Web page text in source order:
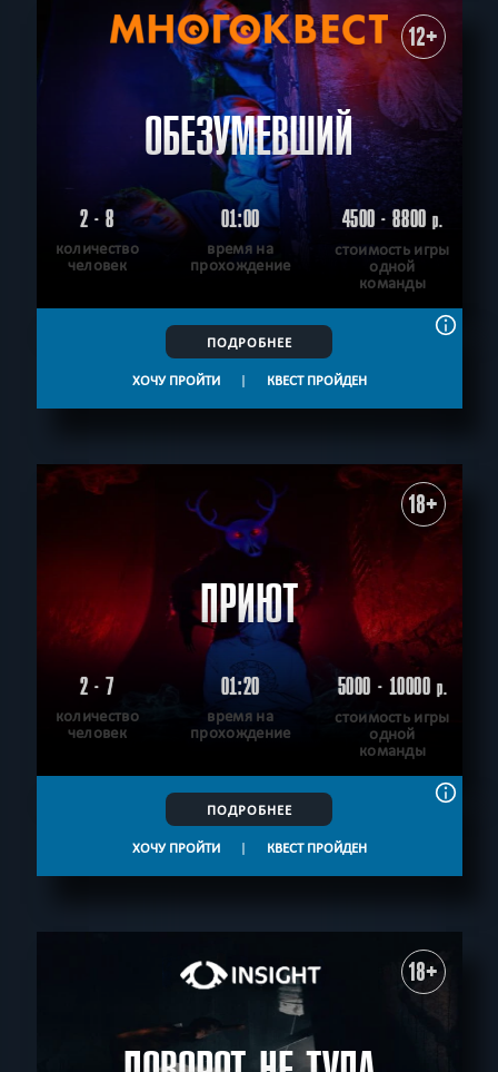
12+
ОБЕЗУМЕВШИЙ
2 - 8
количество
человек
01:00
время на
прохождение
4500 - 8800р.
стоимость игры
одной
команды
ПОДРОБНЕЕ
ХОЧУ ПРОЙТИ | КВЕСТ ПРОЙДЕН
18+
ПРИЮТ
2 - 7
количество
человек
01:20
время на
прохождение
5000 - 10000р.
стоимость игры
одной
команды
ПОДРОБНЕЕ
ХОЧУ ПРОЙТИ | КВЕСТ ПРОЙДЕН
18+